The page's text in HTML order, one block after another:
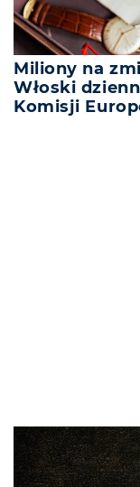
Miliony na
Włoski
Komisji